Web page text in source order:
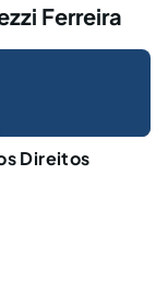
Ferreira
Direitos